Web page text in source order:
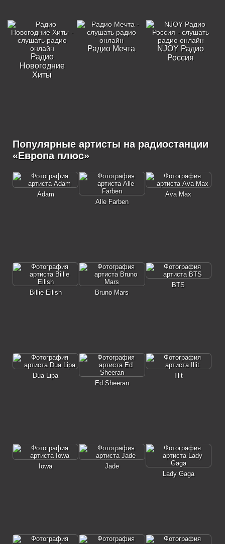
Радио
Новогодние
Хиты
Радио Мечта
NJOY Радио
Россия
Популярные артисты на радиостанции
«Европа плюс»
Adam
Alle Farben
Ava Max
Billie Eilish Bruno Mars
BTS
Dua Lipa
Ed Sheeran
Illit
Iowa
Jade
Lady Gaga